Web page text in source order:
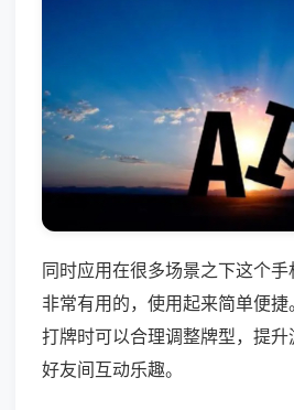
同时应用在很多场景之下这个
非常有用的，使用起来简单便
打牌时可以合理调整牌型，提
好友间互动乐趣。